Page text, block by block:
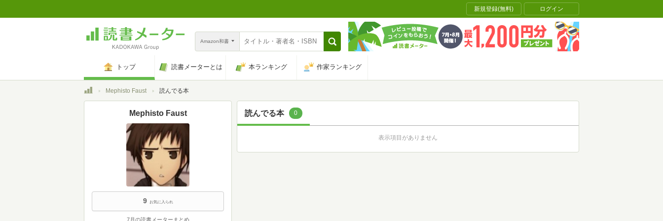
新規登録(無料) ログイン
Amazon和書
トップ 読書メーターとは 本ランキング 作家ランキング
トップMephisto Faust 読んでる本
読んでる本 0
表示項目がありません
Mephisto Faust
9 お気に入られ
7月の読書メーターまとめ